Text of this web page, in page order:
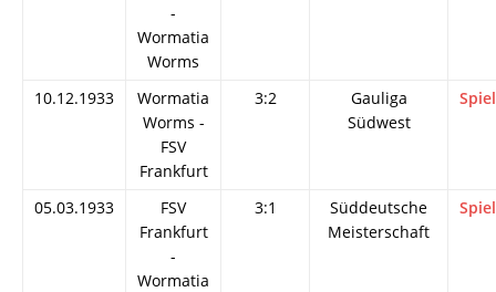
-
Wormatia
Worms
10.12.1933
Wormatia
Worms -
FSV
Frankfurt
3:2
Gauliga
Südwest
05.03.1933
FSV
Frankfurt
-
Wormatia
3:1
Süddeutsche
Meisterschaft